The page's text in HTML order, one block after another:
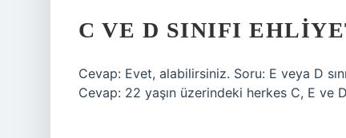
C VE D SINIFI
Cevap: Evet, alabilirsiniz. Soru: E veya D
Cevap: 22 yaşın üzerindeki herkes C, E ve